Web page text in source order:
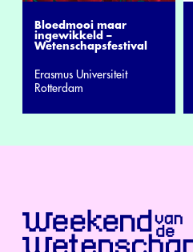
Bloedmooi maar
ingewikkeld –
Wetenschapsfestival
Erasmus Universiteit
Rotterdam